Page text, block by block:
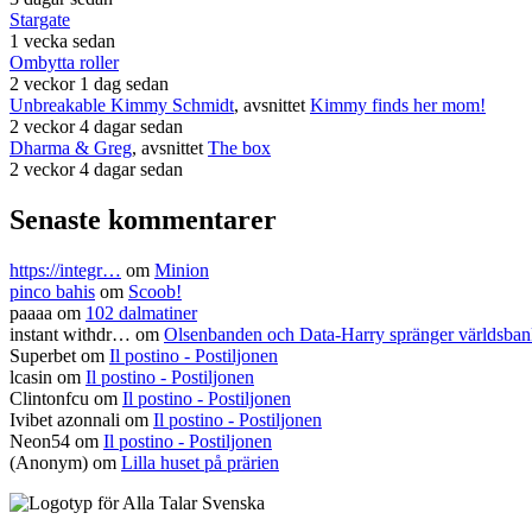
Stargate
1 vecka sedan
Ombytta roller
2 veckor 1 dag sedan
Unbreakable Kimmy Schmidt, avsnittetKimmy finds her mom!
2 veckor 4 dagar sedan
Dharma & Greg, avsnittetThe box
2 veckor 4 dagar sedan
Senaste kommentarer
https://integr… om Minion
pinco bahis om Scoob!
paaaa om 102 dalmatiner
instant withdr… om Olsenbanden och Data-Harry spränger
Superbet om Il postino - Postiljonen
lcasin om Il postino - Postiljonen
Clintonfcu om Il postino - Postiljonen
Ivibet azonnali om Il postino - Postiljonen
Neon54 om Il postino - Postiljonen
(Anonym) om Lilla huset på prärien